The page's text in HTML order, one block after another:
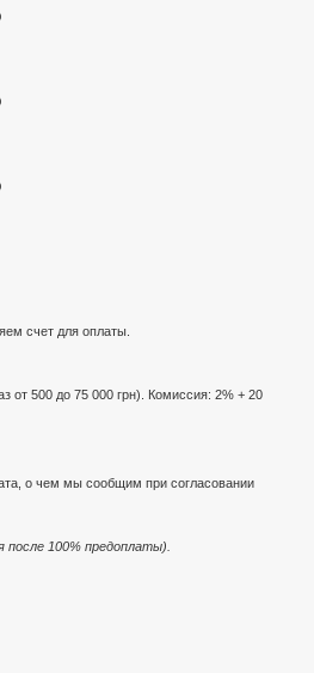
счет для оплаты.
от 500 до 75 000 грн). Комиссия: 2% + 20
о чем мы сообщим при согласовании
100% предоплаты).